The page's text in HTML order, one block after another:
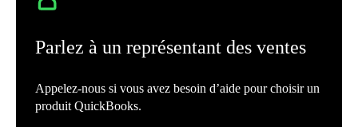
Parlez à un représentant des ventes
Appelez-nous si vous avez besoin d’aide pour choisir un
produit QuickBooks.